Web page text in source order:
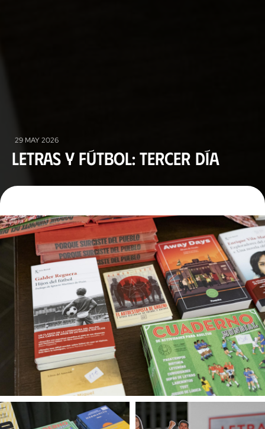
29 MAY 2026
Letras y Fútbol: Tercer día